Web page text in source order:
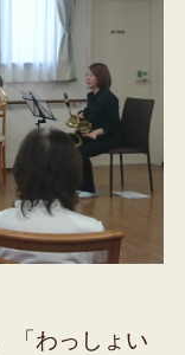
「わっしょい